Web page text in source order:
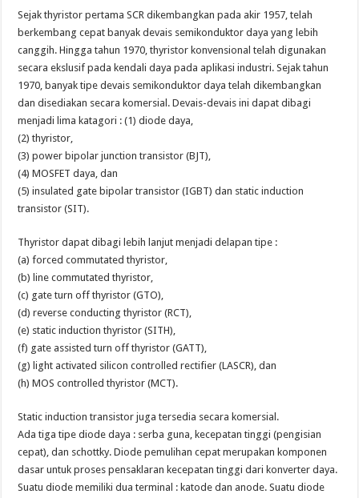
Sejak thyristor pertama SCR dikembangkan pada akir 1957, telah
berkembang cepat banyak devais semikonduktor daya yang lebih
canggih. Hingga tahun 1970, thyristor konvensional telah digunakan
secara ekslusif pada kendali daya pada aplikasi industri. Sejak tahun
1970, banyak tipe devais semikonduktor daya telah dikembangkan
dan disediakan secara komersial. Devais-devais ini dapat dibagi
menjadi lima katagori : (1) diode daya,
(2) thyristor,
(3) power bipolar junction transistor (BJT),
(4) MOSFET daya, dan
(5) insulated gate bipolar transistor (IGBT) dan static induction
transistor (SIT).
Thyristor dapat dibagi lebih lanjut menjadi delapan tipe :
(a) forced commutated thyristor,
(b) line commutated thyristor,
(c) gate turn off thyristor (GTO),
(d) reverse conducting thyristor (RCT),
(e) static induction thyristor (SITH),
(f) gate assisted turn off thyristor (GATT),
(g) light activated silicon controlled rectifier (LASCR), dan
(h) MOS controlled thyristor (MCT).
Static induction transistor juga tersedia secara komersial.
Ada tiga tipe diode daya : serba guna, kecepatan tinggi (pengisian
cepat), dan schottky. Diode pemulihan cepat merupakan komponen
dasar untuk proses pensaklaran kecepatan tinggi dari konverter daya.
Suatu diode memiliki dua terminal : katode dan anode. Suatu diode